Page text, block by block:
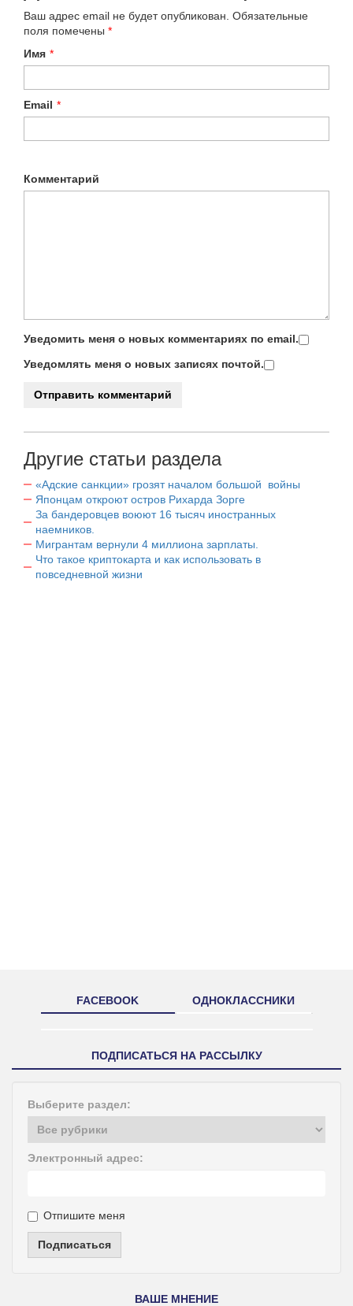
Ваш адрес email не будет опубликован. Обязательные
поля помечены *
Имя *
Email *
Комментарий
Уведомить меня о новых комментариях по email.
Уведомлять меня о новых записях почтой.
Другие статьи раздела
«Адские санкции» грозят началом большой войны
Японцам откроют остров Рихарда Зорге
За бандеровцев воюют 16 тысяч иностранных
наемников.
Мигрантам вернули 4 миллиона зарплаты.
Что такое криптокарта и как использовать в
повседневной жизни
FACEBOOK ОДНОКЛАССНИКИ
ПОДПИСАТЬСЯ НА РАССЫЛКУ
Выберите раздел:
Электронный адрес:
Отпишите меня
Подписаться
ВАШЕ МНЕНИЕ